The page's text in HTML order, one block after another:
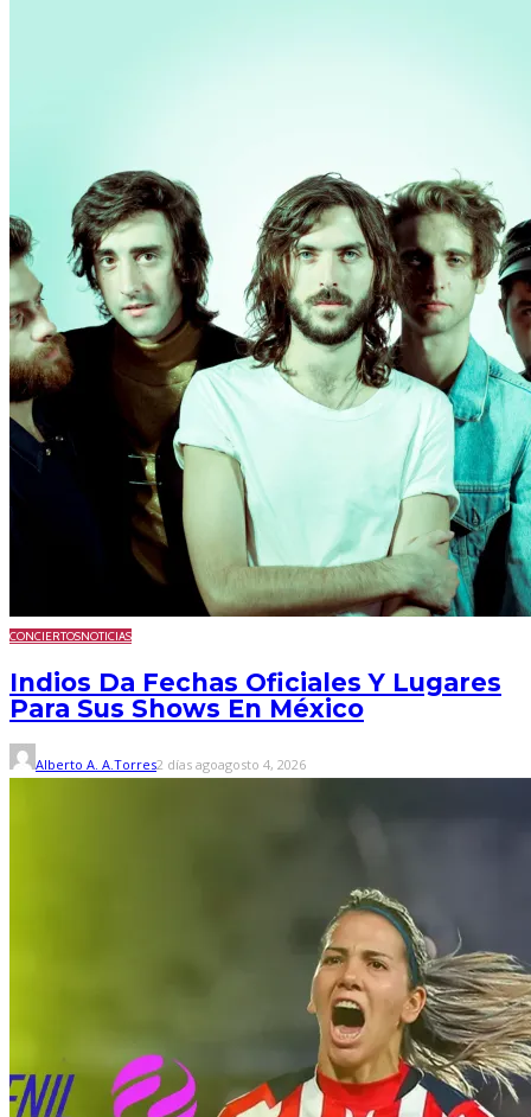
CONCIERTOSNOTICIAS
Indios Da Fechas Oficiales Y Lugares
Para Sus Shows En México
Alberto A. A.Torres2 días agoagosto 4, 2026